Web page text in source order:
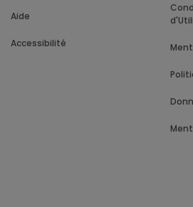
Aide
Accessibilité
Conditions Générales